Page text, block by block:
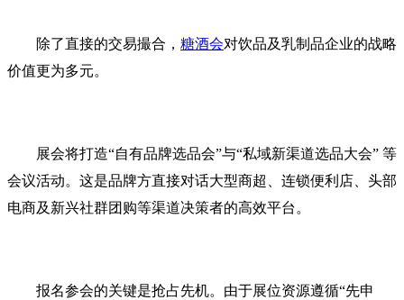
除了直接的交易撮合， 糖酒会对饮品及乳制品企业的战略
价值更为多元。
展会将打造“自有品牌选品会”与“私域新渠道选品大会” 等
会议活动。这是品牌方直接对话大型商超、连锁便利店、头部
电商及新兴社群团购等渠道决策者的高效平台。
报名参会的关键是抢占先机。由于展位资源遵循“先申